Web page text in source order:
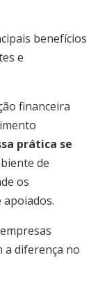
benefícios
e
financeira
prática se
de
os
a diferença no